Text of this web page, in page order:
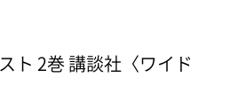
ト 2巻 講談社〈ワイド